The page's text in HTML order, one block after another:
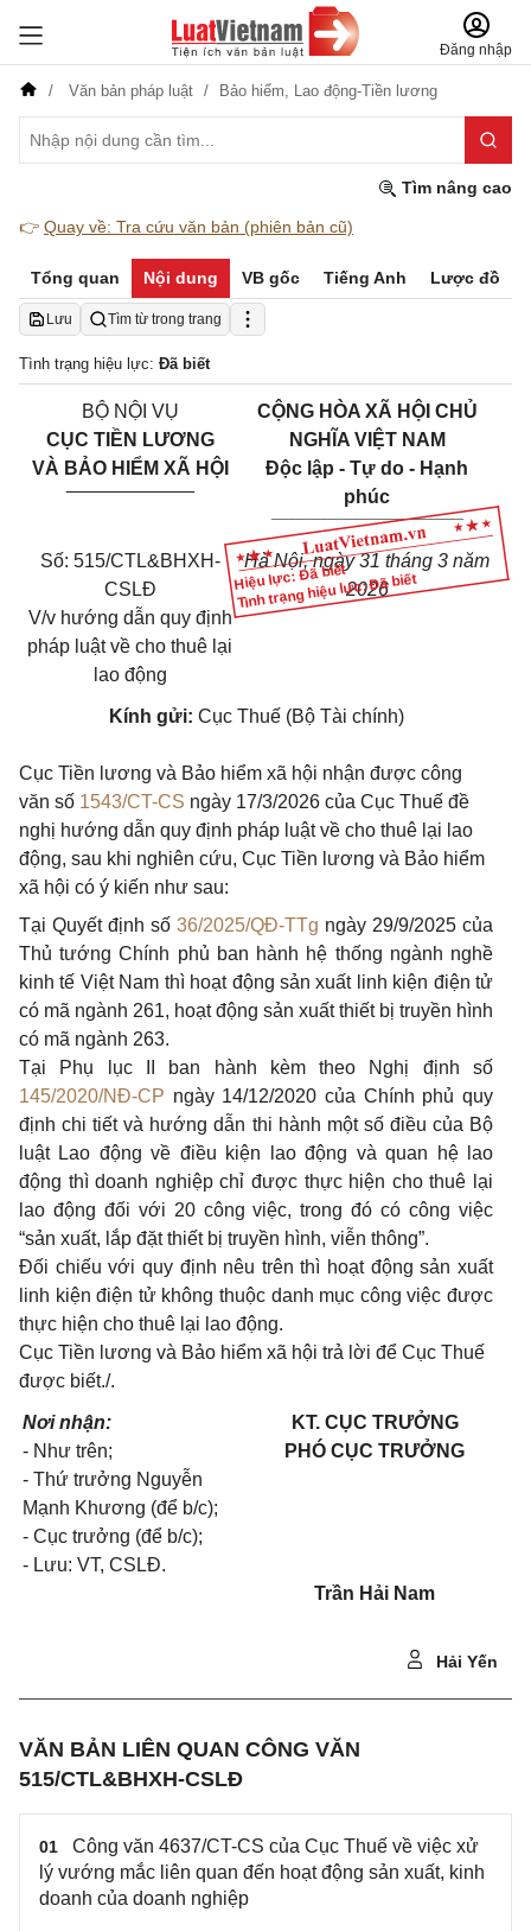
Đăng nhập
Văn bản pháp luật Bảo hiểm, Lao động-Tiền lương
Tìm nâng cao
👉 Quay về: Tra cứu văn bản (phiên bản cũ)
Tổng quan Nội dung VB gốc Tiếng Anh Lược đồ
Lưu Tìm từ trong trang
Tình trạng hiệu lực: Đã biết
Hiệu lực: Đã biết
Tình trạng hiệu lực: Đã biết
BỘ NỘI VỤ
CỤC TIỀN LƯƠNG
VÀ BẢO HIỂM XÃ HỘI
CỘNG HÒA XÃ HỘI CHỦ
NGHĨA VIỆT NAM
Độc lập - Tự do - Hạnh
phúc
__________________
Số: 515/CTL&BHXH-
CSLĐ
V/v hướng dẫn quy định
pháp luật về cho thuê lại
lao động
Hà Nội, ngày 31 tháng 3 năm
2026
Kính gửi: Cục Thuế (Bộ Tài chính)
Cục Tiền lương và Bảo hiểm xã hội nhận được công
văn số 1543/CT-CS ngày 17/3/2026 của Cục Thuế đề
nghị hướng dẫn quy định pháp luật về cho thuê lại lao
động, sau khi nghiên cứu, Cục Tiền lương và Bảo hiểm
xã hội có ý kiến như sau:
Tại Quyết định số 36/2025/QĐ-TTg ngày 29/9/2025 của
Thủ tướng Chính phủ ban hành hệ thống ngành nghề
kinh tế Việt Nam thì hoạt động sản xuất linh kiện điện tử
có mã ngành 261, hoạt động sản xuất thiết bị truyền hình
có mã ngành 263.
Tại Phụ lục II ban hành kèm theo Nghị định số
145/2020/NĐ-CP ngày 14/12/2020 của Chính phủ quy
định chi tiết và hướng dẫn thi hành một số điều của Bộ
luật Lao động về điều kiện lao động và quan hệ lao
động thì doanh nghiệp chỉ được thực hiện cho thuê lại
lao động đối với 20 công việc, trong đó có công việc
“sản xuất, lắp đặt thiết bị truyền hình, viễn thông”.
Đối chiếu với quy định nêu trên thì hoạt động sản xuất
linh kiện điện tử không thuộc danh mục công việc được
thực hiện cho thuê lại lao động.
Cục Tiền lương và Bảo hiểm xã hội trả lời để Cục Thuế
được biết./.
Nơi nhận:
- Như trên;
- Thứ trưởng Nguyễn
Mạnh Khương (để b/c);
- Cục trưởng (để b/c);
- Lưu: VT, CSLĐ.
KT. CỤC TRƯỞNG
PHÓ CỤC TRƯỞNG
Trần Hải Nam
Hải Yến
VĂN BẢN LIÊN QUAN CÔNG VĂN
515/CTL&BHXH-CSLĐ
01
Công văn 4637/CT-CS của Cục Thuế về việc xử
lý vướng mắc liên quan đến hoạt động sản xuất, kinh
doanh của doanh nghiệp